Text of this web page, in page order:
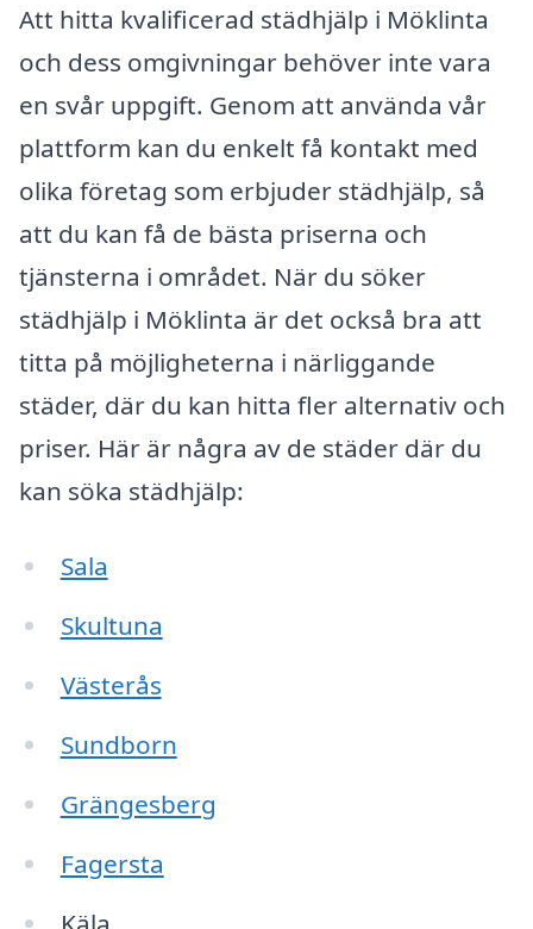
Att hitta kvalificerad städhjälp i Möklinta
och dess omgivningar behöver inte vara
en svår uppgift. Genom att använda vår
plattform kan du enkelt få kontakt med
olika företag som erbjuder städhjälp, så
att du kan få de bästa priserna och
tjänsterna i området. När du söker
städhjälp i Möklinta är det också bra att
titta på möjligheterna i närliggande
städer, där du kan hitta fler alternativ och
priser. Här är några av de städer där du
kan söka städhjälp:
Sala
Skultuna
Västerås
Sundborn
Grängesberg
Fagersta